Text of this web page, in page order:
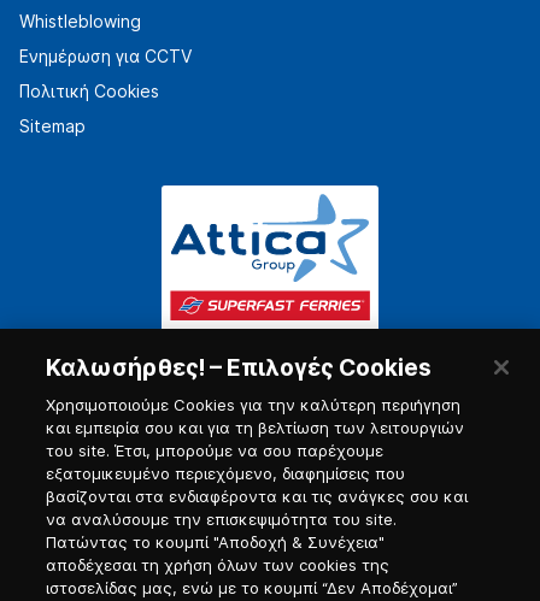
Whistleblowing
Ενημέρωση για CCTV
Πολιτική Cookies
Sitemap
Πύλη Ναυτικού
Καλωσήρθες! – Επιλογές Cookies
Χρησιμοποιούμε Cookies για την καλύτερη περιήγηση
και εμπειρία σου και για τη βελτίωση των λειτουργιών
του site. Έτσι, μπορούμε να σου παρέχουμε
εξατομικευμένο περιεχόμενο, διαφημίσεις που
βασίζονται στα ενδιαφέροντα και τις ανάγκες σου και
να αναλύσουμε την επισκεψιμότητα του site.
Πατώντας το κουμπί "Αποδοχή & Συνέχεια"
αποδέχεσαι τη χρήση όλων των cookies της
ιστοσελίδας μας, ενώ με το κουμπί “Δεν Αποδέχομαι”